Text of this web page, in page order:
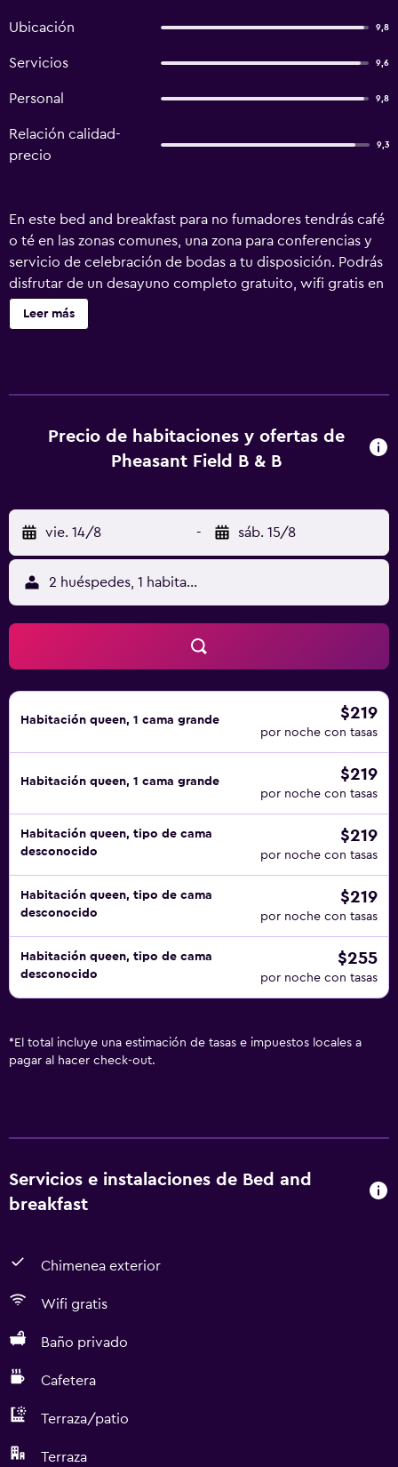
Ubicación 9,8
Servicios 9,6
Personal 9,8
Relación calidad-
precio
9,3
En este bed and breakfast para no fumadores tendrás café
o té en las zonas comunes, una zona para conferencias y
servicio de celebración de bodas a tu disposición. Podrás
disfrutar de un desayuno completo gratuito, wifi gratis en
las zonas comunes y aparcamiento gratuito. Otras
instalaciones incluyen un jardín y un vestíbulo con
calidad. Se ofrece una televisión LCD de 32 pulgadas con
canales digitales. Los huéspedes pueden navegar por la
plancha y ventilador de techo. Se ofrece servicio de
limpieza todos los días. Se pueden practicar las
actividades de ocio y esparcimiento que se indican más
abajo en las instalaciones o cerca del alojamiento (es
posible que se aplique un recargo).
Leer más
Precio de habitaciones y ofertas de
Pheasant Field B & B
vie. 14/8 - sáb. 15/8
2 huéspedes, 1 habitación
Habitación queen, 1 cama grande $219
por noche con tasas
Habitación queen, 1 cama grande $219
por noche con tasas
Habitación queen, tipo de cama
desconocido
$219
por noche con tasas
Habitación queen, tipo de cama
desconocido
$219
por noche con tasas
Habitación queen, tipo de cama
desconocido
$255
por noche con tasas
* El total incluye una estimación de tasas e impuestos locales a
pagar al hacer check-out.
Servicios e instalaciones de Bed and
breakfast
Chimenea exterior
Wifi gratis
Baño privado
Cafetera
Terraza/patio
Terraza